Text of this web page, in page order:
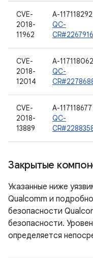
CVE-
2018-
11962
A-117118292
QC-
CR#2267916
CVE-
2018-
12014
A-117118062
QC-
CVE-
2018-
13889
A-117118677
QC-
Закрытые
Указанные ниже
Qualcomm и
безопасности
безопасности.
определяется